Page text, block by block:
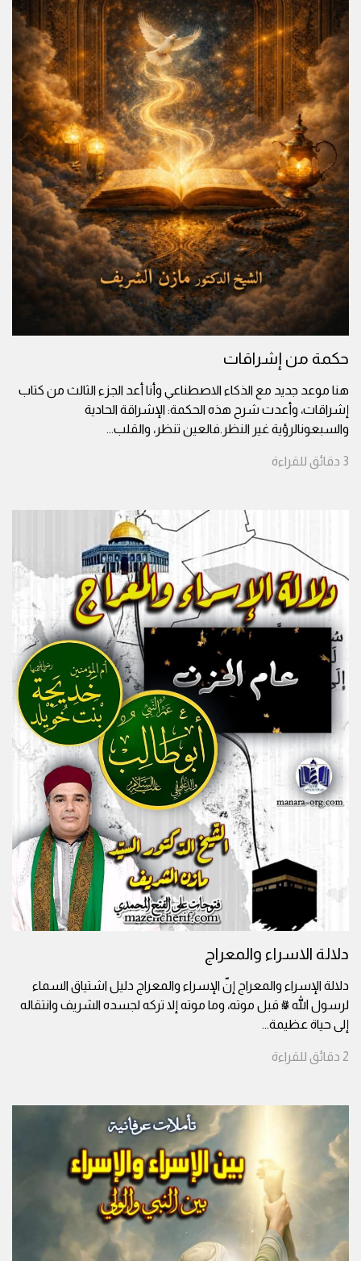
حكمة من إشراقات
هنا موعد جديد مع الذكاء الاصطناعي وأنا أعد الجزء الثالث من كتاب
إشراقات، وأعدت شرح هذه الحكمة: الإشراقة الحادية
والسبعونالرؤية غير النظر.فالعين تنظر، والقلب...
3 دقائق للقراءة
دلالة الاسراء والمعراج
دلالة الإسراء والمعراج إنّ الإسراء والمعراج دليل اشتياق السماء
لرسول الله ﷺ قبل موته، وما موته إلا تركه لجسده الشريف وانتقاله
إلى حياة عظيمة...
2 دقائق للقراءة